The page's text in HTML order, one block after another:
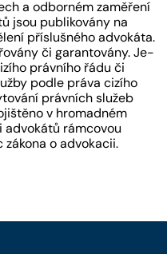
a odborném zaměření
jsou publikovány na
příslušného advokáta.
či garantovány. Je-
právního řádu či
podle práva cizího
právních služeb
v hromadném
rámcovou
o advokacii.